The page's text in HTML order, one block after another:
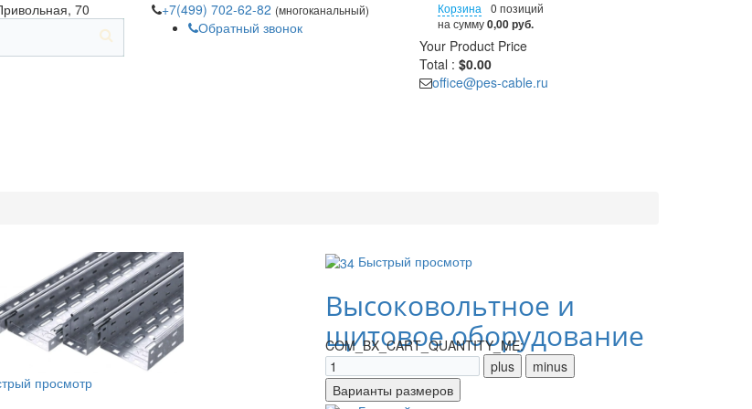
70 +7(499) 702-62-82 (многоканальный)
Обратный звонок
Корзина
0 позиций
на сумму0,00 руб.
Your Product Price
Total : $0.00
office@pes-cable.ru
просмотр
Быстрый просмотр
Высоковольтное и
щитовое оборудование
COM_BX_CART_QUANTITY_ME: